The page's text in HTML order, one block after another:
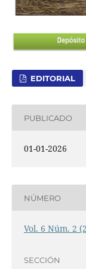
EDITORIAL
PUBLICADO
01-01-2026
NÚMERO
Vol. 6 Núm. 2
SECCIÓN